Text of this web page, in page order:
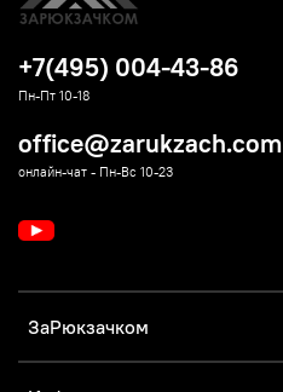
ЗаРюкзачком
+7(495) 004-43-86
Пн-Пт 10-18
office@zarukzach.com
онлайн-чат - Пн-Вс 10-23